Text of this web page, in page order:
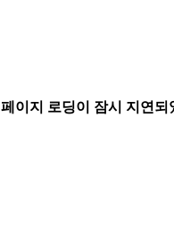
페이지 로딩이 잠시 지연